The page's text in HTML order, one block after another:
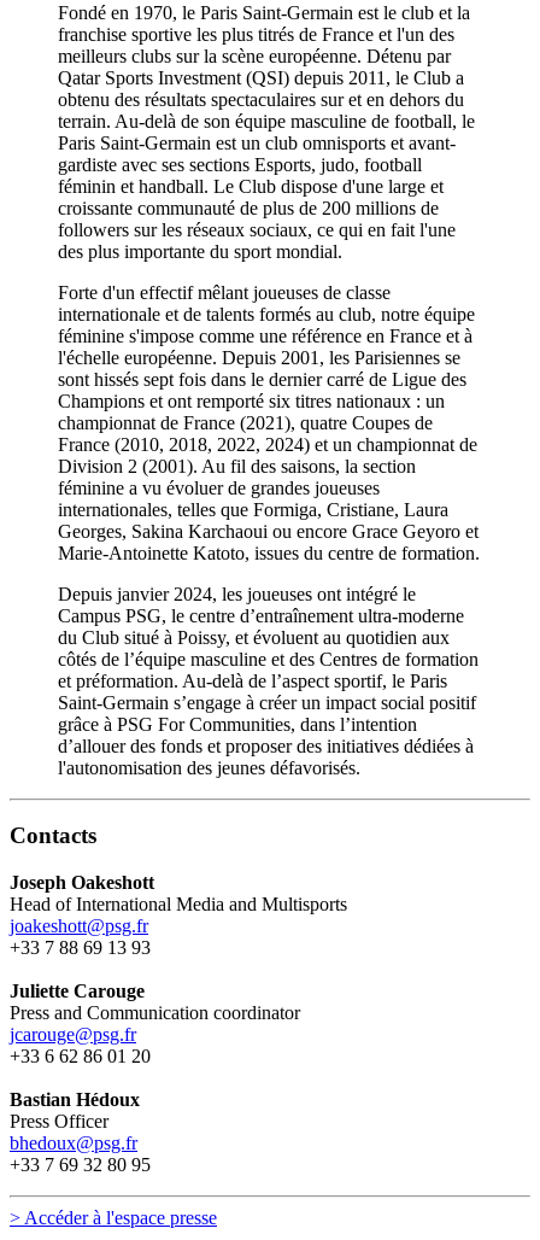
Fondé en 1970, le Paris Saint-Germain est le club et la
franchise sportive les plus titrés de France et l'un des
meilleurs clubs sur la scène européenne. Détenu par
Qatar Sports Investment (QSI) depuis 2011, le Club a
obtenu des résultats spectaculaires sur et en dehors du
terrain. Au-delà de son équipe masculine de football, le
Paris Saint-Germain est un club omnisports et avant-
gardiste avec ses sections Esports, judo, football
féminin et handball. Le Club dispose d'une large et
croissante communauté de plus de 200 millions de
followers sur les réseaux sociaux, ce qui en fait l'une
des plus importante du sport mondial.
Forte d'un effectif mêlant joueuses de classe
internationale et de talents formés au club, notre équipe
féminine s'impose comme une référence en France et à
l'échelle européenne. Depuis 2001, les Parisiennes se
sont hissés sept fois dans le dernier carré de Ligue des
Champions et ont remporté six titres nationaux : un
championnat de France (2021), quatre Coupes de
France (2010, 2018, 2022, 2024) et un championnat de
Division 2 (2001). Au fil des saisons, la section
féminine a vu évoluer de grandes joueuses
internationales, telles que Formiga, Cristiane, Laura
Georges, Sakina Karchaoui ou encore Grace Geyoro et
Marie-Antoinette Katoto, issues du centre de formation.
Depuis janvier 2024, les joueuses ont intégré le
Campus PSG, le centre d’entraînement ultra-moderne
du Club situé à Poissy, et évoluent au quotidien aux
côtés de l’équipe masculine et des Centres de formation
et préformation. Au-delà de l’aspect sportif, le Paris
Saint-Germain s’engage à créer un impact social positif
grâce à PSG For Communities, dans l’intention
d’allouer des fonds et proposer des initiatives dédiées à
l'autonomisation des jeunes défavorisés.
Contacts
Joseph Oakeshott
Head of International Media and Multisports
joakeshott@psg.fr
+33 7 88 69 13 93
Juliette Carouge
Press and Communication coordinator
jcarouge@psg.fr
+33 6 62 86 01 20
Bastian Hédoux
Press Officer
bhedoux@psg.fr
+33 7 69 32 80 95
> Accéder à l'espace presse